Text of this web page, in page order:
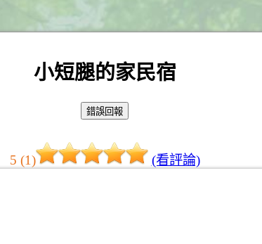
小短腿的家民宿
5 (1)
(看評論)